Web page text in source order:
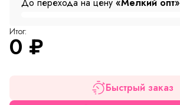
Итог:
0 ₽
Быстрый заказ